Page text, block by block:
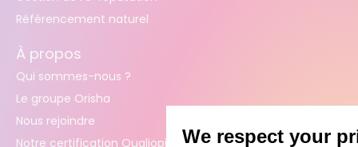
Référencement naturel
À propos
Qui sommes-nous ?
Le groupe Orisha
Nous rejoindre
Notre certification Qualiopi